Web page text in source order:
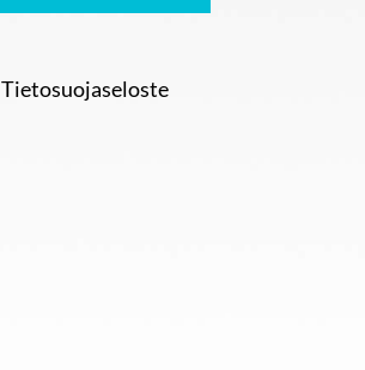
Tietosuojaseloste